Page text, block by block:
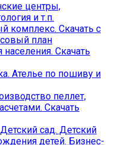
центры,
и т.п.
комплекс. Скачать с
план
Скачать
Ателье по пошиву и
пеллет,
Скачать
сад. Детский
детей. Бизнес-